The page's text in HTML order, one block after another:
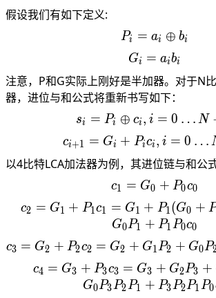
假设我们有如下定义:
P_i =
a_i
\oplus
b_i
Pi = ai ⊕ bi
G_i
=
a_i
b_i
Gi = aibi
注意，P和G实际上刚好是半加器。对于N
器，进位与和公式将重新书写如下：
s_i =
P_i
\oplus
c_{i} ,
i=
0…N-
1
si = Pi ⊕ ci, i = 0 … N
c_{i+1}
= G_i
+ P_i
c_i , i=
0…N-1
ci+1 = Gi + Pici, i = 0 …
以4比特LCA加法器为例，其进位链与和公
c_1
=
G_0
+
P_0
c_0
c1 = G0 + P0c0
c_2 =
G_1
c2 = G1 + P1c1 = G1 + P1(G0 + P
G0P1 + P1P0c0
c_3
c3 = G2 + P2c2 = G2 + G1P2 + G0P
c4 = G3 + P3c3 = G3 + G2P3 +
G0P3P2P1 + P3P2P1P0